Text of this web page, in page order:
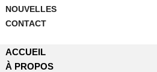
NOUVELLES
CONTACT
ACCUEIL
À PROPOS